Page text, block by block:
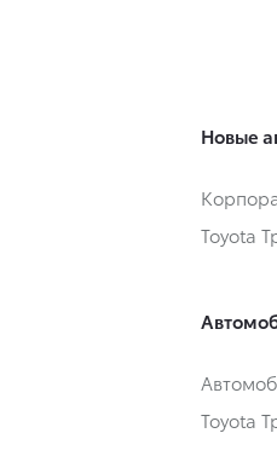
Новые
Toyota
Toyota